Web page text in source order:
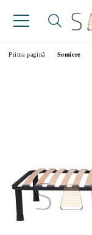
Prima pagină Somiere